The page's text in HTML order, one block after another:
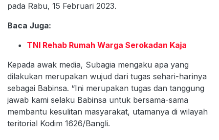
pada Rabu, 15 Februari 2023.
Baca Juga:
TNI Rehab Rumah Warga Serokadan Kaja
Kepada awak media, Subagia mengaku apa yang
dilakukan merupakan wujud dari tugas sehari-harinya
sebagai Babinsa. “Ini merupakan tugas dan tanggung
jawab kami selaku Babinsa untuk bersama-sama
membantu kesulitan masyarakat, utamanya di wilayah
teritorial Kodim 1626/Bangli.